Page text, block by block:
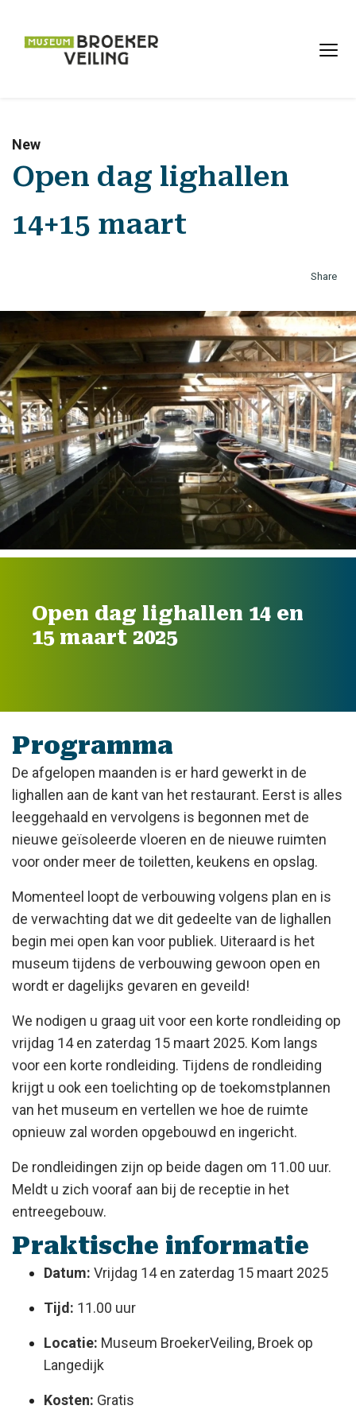
New
Open dag lighallen
14+15 maart
Share
Open dag lighallen 14 en
15 maart 2025
Programma
De afgelopen maanden is er hard gewerkt in de
lighallen aan de kant van het restaurant. Eerst is alles
leeggehaald en vervolgens is begonnen met de
nieuwe geïsoleerde vloeren en de nieuwe ruimten
voor onder meer de toiletten, keukens en opslag.
Momenteel loopt de verbouwing volgens plan en is
de verwachting dat we dit gedeelte van de lighallen
begin mei open kan voor publiek. Uiteraard is het
museum tijdens de verbouwing gewoon open en
wordt er dagelijks gevaren en geveild!
We nodigen u graag uit voor een korte rondleiding op
vrijdag 14 en zaterdag 15 maart 2025. Kom langs
voor een korte rondleiding. Tijdens de rondleiding
krijgt u ook een toelichting op de toekomstplannen
van het museum en vertellen we hoe de ruimte
opnieuw zal worden opgebouwd en ingericht.
De rondleidingen zijn op beide dagen om 11.00 uur.
Meldt u zich vooraf aan bij de receptie in het
entreegebouw.
Praktische informatie
Datum: Vrijdag 14 en zaterdag 15 maart 2025
Tijd: 11.00 uur
Locatie: Museum BroekerVeiling, Broek op
Langedijk
Kosten: Gratis